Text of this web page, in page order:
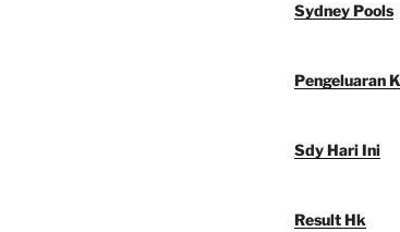
Sydney Pools
Pengeluaran
Sdy Hari Ini
Result Hk